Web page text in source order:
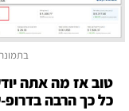
טוב אז מה אתה
כל כך הרבה בדרופ-